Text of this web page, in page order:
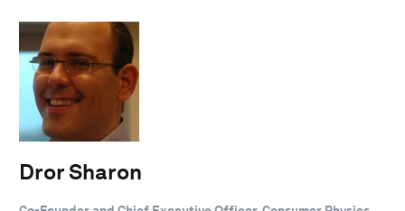
Dror Sharon